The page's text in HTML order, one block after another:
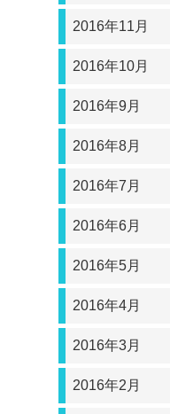
2016年11月
2016年10月
2016年9月
2016年8月
2016年7月
2016年6月
2016年5月
2016年4月
2016年3月
2016年2月